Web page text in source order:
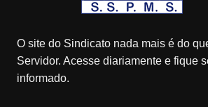
O site do Sindicato nada mais é do
Servidor. Acesse diariamente e fique
informado.